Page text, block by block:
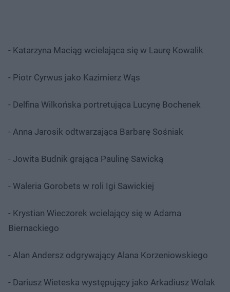
- Katarzyna Maciąg wcielająca się w Laurę Kowalik
- Piotr Cyrwus jako Kazimierz Wąs
- Delfina Wilkońska portretująca Lucynę Bochenek
- Anna Jarosik odtwarzająca Barbarę Sośniak
- Jowita Budnik grająca Paulinę Sawicką
- Waleria Gorobets w roli Igi Sawickiej
- Krystian Wieczorek wcielający się w Adama
Biernackiego
- Alan Andersz odgrywający Alana Korzeniowskiego
- Dariusz Wieteska występujący jako Arkadiusz Wolak